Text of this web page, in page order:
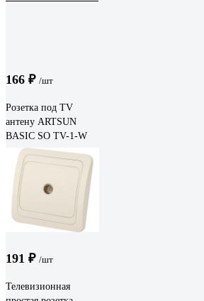
166 ₽ /шт
Розетка под TV
антену ARTSUN
BASIC SO TV-1-W
191 ₽ /шт
Телевизионная